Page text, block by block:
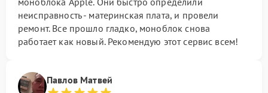
неисправность - материнская плата, и провели
ремонт. Все прошло гладко, моноблок снова
работает как новый. Рекомендую этот сервис всем!
Павлов Матвей